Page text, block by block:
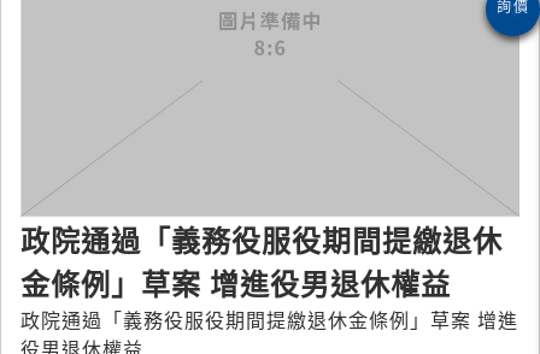
政院通過「義務役服役期間提繳退休
金條例」草案 增進役男退休權益
政院通過「義務役服役期間提繳退休金條例」草案 增進
役男退休權益